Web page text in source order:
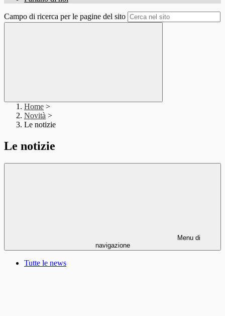
Campo di ricerca per le pagine del sito
Home >
Novità >
Le notizie
Le notizie
Menu di
navigazione
Tutte le news